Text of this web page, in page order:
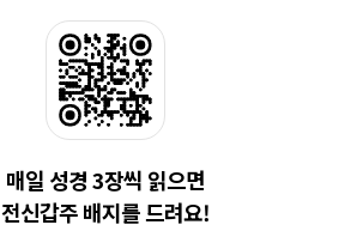
매일 성경 3장씩 읽으면
전신갑주 배지를 드려요!